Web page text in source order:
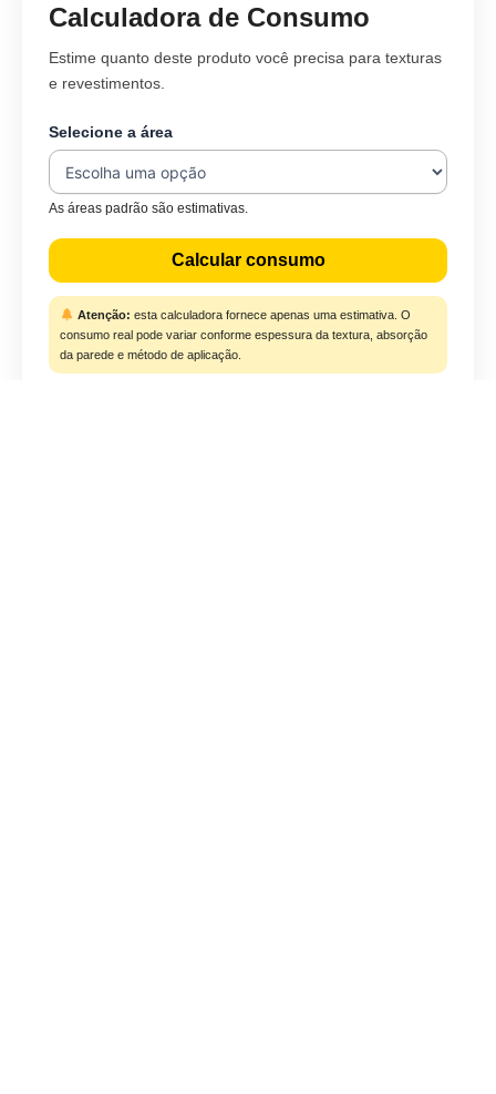
Calculadora de Consumo
Estime quanto deste produto você precisa para texturas
e revestimentos.
Selecione a área
As áreas padrão são estimativas.
Calcular consumo
Atenção: esta calculadora fornece apenas uma estimativa. O
consumo real pode variar conforme espessura da textura, absorção
da parede e método de aplicação.